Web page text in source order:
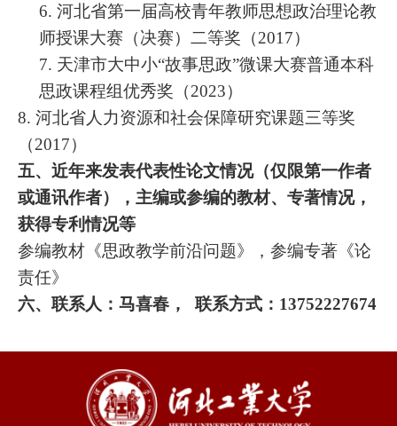
6.河北省第一届高校青年教师思想政治理论教
师授课大赛（决赛）二等奖（2017）
7. 天津市大中小“故事思政”微课大赛普通本科
思政课程组优秀奖（2023）
8. 河北省人力资源和社会保障研究课题三等奖
（2017）
五、近年来发表代表性论文情况（仅限第一作者
或通讯作者），主编或参编的教材、专著情况，
获得专利情况等
参编教材《思政教学前沿问题》，参编专著《论
责任》
六、联系人：马喜春，
联系方式： 13752227674